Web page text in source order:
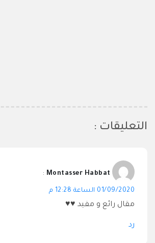
التعليقات :
Montasser Habbat
:
01/09/2020 الساعة 12:28 م
مقال رائع و مفيد ⁦♥️⁩⁦♥️⁩
رد